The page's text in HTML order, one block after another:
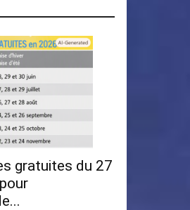
gratuites du 27